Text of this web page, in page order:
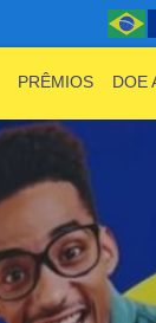
PRÊMIOS DOE